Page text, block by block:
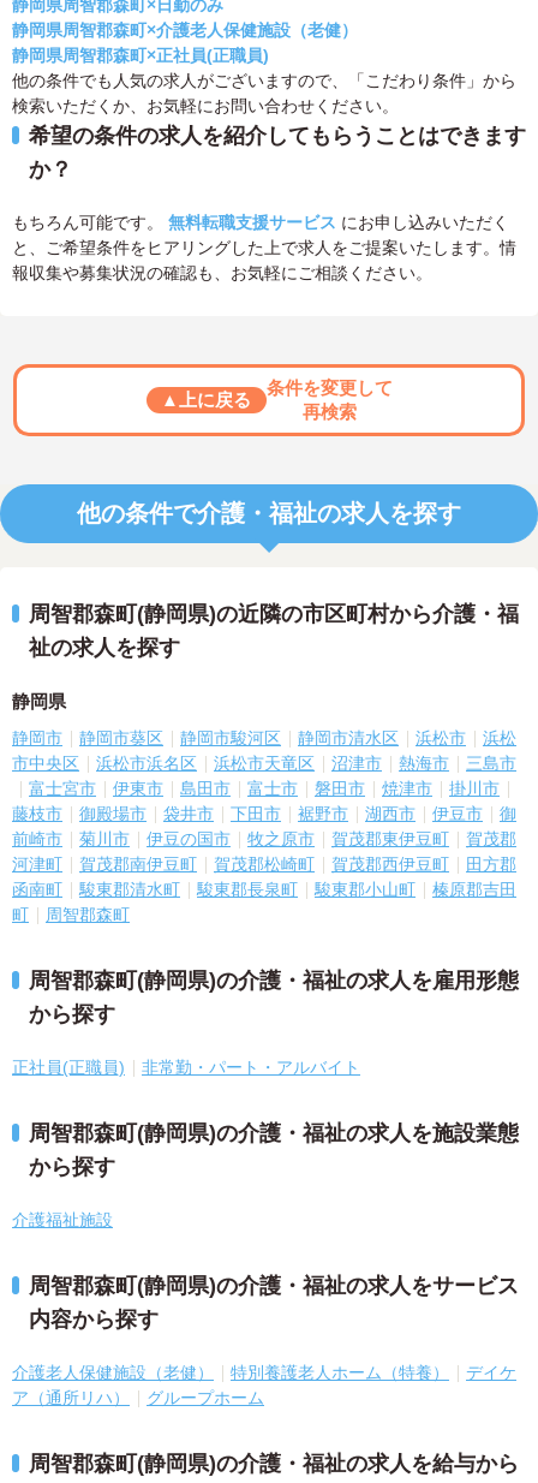
静岡県周智郡森町×日勤のみ
静岡県周智郡森町×介護老人保健施設（老健）
静岡県周智郡森町×正社員(正職員)
他の条件でも人気の求人がございますので、「こだわり条件」から
検索いただくか、お気軽にお問い合わせください。
希望の条件の求人を紹介してもらうことはできます
か？
もちろん可能です。 無料転職支援サービス にお申し込みいただく
と、ご希望条件をヒアリングした上で求人をご提案いたします。情
報収集や募集状況の確認も、お気軽にご相談ください。
▲上に戻る
条件を変更して
再検索
他の条件で介護・福祉の求人を探す
周智郡森町(静岡県)の近隣の市区町村から介護・福
祉の求人を探す
静岡県
静岡市 静岡市葵区 静岡市駿河区 静岡市清水区 浜松市
浜松
市中央区
浜松市浜名区 浜松市天竜区 沼津市 熱海市
三島市
富士宮市
伊東市 島田市 富士市 磐田市 焼津市
掛川市
藤枝市
御殿場市 袋井市 下田市 裾野市 湖西市 伊豆市
御
前崎市
菊川市 伊豆の国市 牧之原市 賀茂郡東伊豆町
賀茂郡
河津町
賀茂郡南伊豆町 賀茂郡松崎町 賀茂郡西伊豆町
田方郡
函南町
駿東郡清水町 駿東郡長泉町 駿東郡小山町
榛原郡吉田
町
周智郡森町
周智郡森町(静岡県)の介護・福祉の求人を雇用形態
から探す
正社員(正職員) 非常勤・パート・アルバイト
周智郡森町(静岡県)の介護・福祉の求人を施設業態
から探す
介護福祉施設
周智郡森町(静岡県)の介護・福祉の求人をサービス
内容から探す
介護老人保健施設（老健） 特別養護老人ホーム（特養）
デイケ
ア（通所リハ）
グループホーム
周智郡森町(静岡県)の介護・福祉の求人を給与から